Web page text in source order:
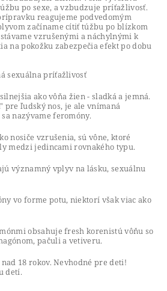
po sexe, a vzbudzuje príťažlivosť.
reagujeme podvedomým
začíname cítiť túžbu po blízkom
vzrušenými a náchylnými k
na pokožku zabezpečia efekt po dobu
sexuálna príťažlivosť
ako vôňa žien - sladká a jemná.
pre ľudský nos, je ale vnímaná
nazývame feromóny.
nosiče vzrušenia, sú vône, ktoré
medzi jedincami rovnakého typu.
významný vplyv na lásku, sexuálnu
vo forme potu, niektorí však viac ako
obsahuje fresh korenistú vôňu so
pačuli a vetiveru.
18 rokov. Nevhodné pre deti!
detí.